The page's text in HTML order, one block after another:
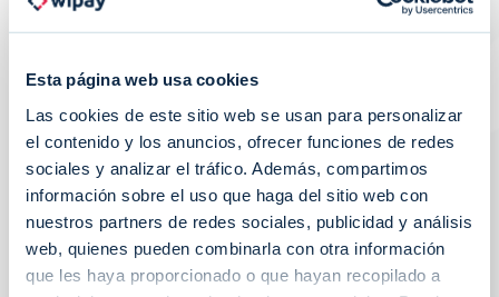
Esta página web usa cookies
Las cookies de este sitio web se usan para personalizar
el contenido y los anuncios, ofrecer funciones de redes
sociales y analizar el tráfico. Además, compartimos
información sobre el uso que haga del sitio web con
nuestros partners de redes sociales, publicidad y análisis
web, quienes pueden combinarla con otra información
que les haya proporcionado o que hayan recopilado a
implementación tecnológica y las integraciones
“Sabemos que muchas personas se sienten más
cómodas utilizando su tarjeta que manejando
efectivo, especialmente al adquirir
criptomonedas por primera vez”, comentó Bono.
“Este cambio democratiza aún más el acceso al
ecosistema cripto y acerca la tecnología a quienes